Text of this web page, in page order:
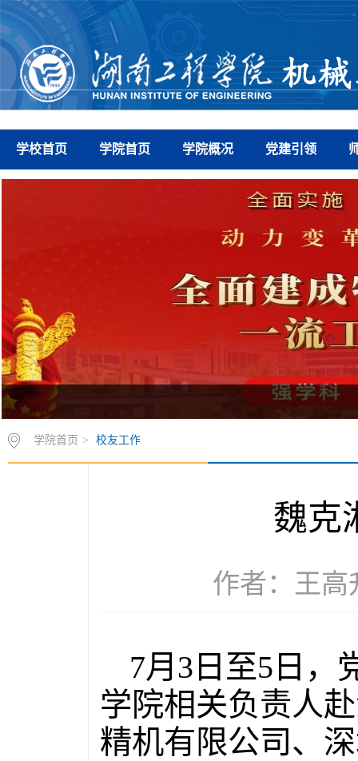
学校首页 学院首页 学院概况 党建引领
学院首页 > 校友工作
魏克
作者：王高
7月3日至5日，
学院相关负责人
精机有限公司、